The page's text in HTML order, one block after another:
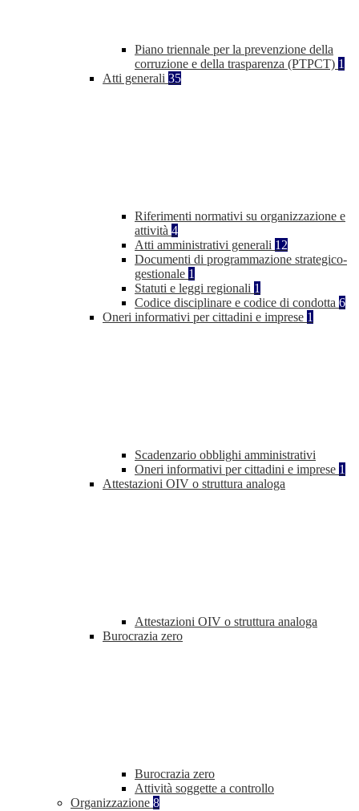
Piano triennale per la prevenzione della
corruzione e della trasparenza (PTPCT) 1
Atti generali 35
Riferimenti normativi su organizzazione e
attività 4
Atti amministrativi generali 12
Documenti di programmazione strategico-
gestionale 1
Statuti e leggi regionali 1
Codice disciplinare e codice di condotta 6
Oneri informativi per cittadini e imprese 1
Scadenzario obblighi amministrativi
Oneri informativi per cittadini e imprese 1
Attestazioni OIV o struttura analoga
Attestazioni OIV o struttura analoga
Burocrazia zero
Burocrazia zero
Attività soggette a controllo
Organizzazione 8